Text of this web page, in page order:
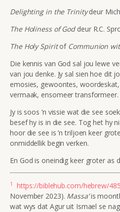
Delighting in the Trinitydeur
The Holiness of Goddeur R.C.
The Holy Spiritof Communion
Die kennis van God sal jou lewe
van jou denke. Jy sal sien hoe dit
emosies, gewoontes,
vermaak, ensomeer transformeer.
Jy is soos ’n vissie wat die see
besef hy is in die see. Tog het hy
hoor die see is ’n triljoen keer
onmiddellik begin verken.
En God is oneindig keer groter as
1 https://biblehub.com/hebrew/
November 2023). Massa’is
wat wys dat Agur uit Ismael se